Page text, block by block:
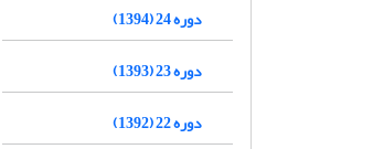
دوره 24 (1394)
دوره 23 (1393)
دوره 22 (1392)